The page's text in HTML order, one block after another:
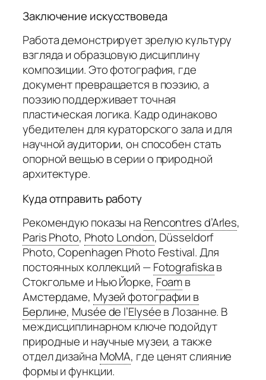
Заключение искусствоведа
Работа демонстрирует зрелую культуру
взгляда и образцовую дисциплину
композиции. Это фотография, где
документ превращается в поэзию, а
поэзию поддерживает точная
пластическая логика. Кадр одинаково
убедителен для кураторского зала и для
научной аудитории, он способен стать
опорной вещью в серии о природной
архитектуре.
Куда отправить работу
Рекомендую показы на Rencontres d’Arles,
Paris Photo, Photo London, Düsseldorf
Photo, Copenhagen Photo Festival. Для
постоянных коллекций —Fotografiskaв
Стокгольме и Нью Йорке, Foamв
Амстердаме, Музей фотографии в
Берлине, Musée de l’Elyséeв Лозанне. В
междисциплинарном ключе подойдут
природные и научные музеи, а также
отдел дизайна MoMA, где ценят слияние
формы и функции.